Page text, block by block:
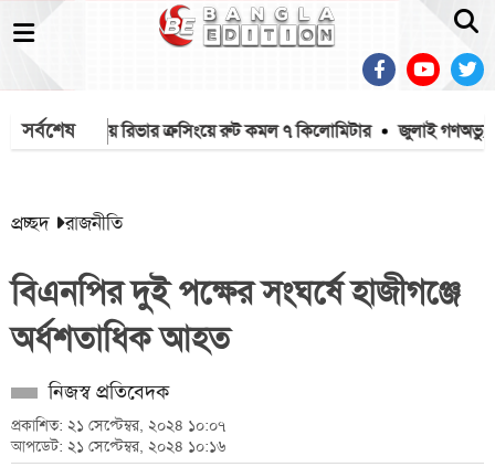
সর্বশেষ
থেকে বেরিয়ে রিভার ক্রসিংয়ে রুট কমল ৭ কিলোমিটার জুলাই
প্রচ্ছদ রাজনীতি
বিএনপির দুই পক্ষের সংঘর্ষে হাজীগঞ্জে
অর্ধশতাধিক আহত
নিজস্ব প্রতিবেদক
প্রকাশিত: ২১ সেপ্টেম্বর, ২০২৪ ১০:০৭
আপডেট: ২১ সেপ্টেম্বর, ২০২৪ ১০:১৬